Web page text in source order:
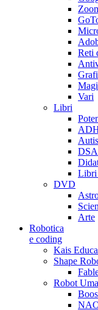
Reti
Vari
Libri
Libri
DVD
Arte
Robotica
e coding
Kais
Shape
Robot